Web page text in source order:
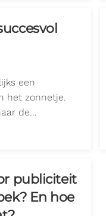
een
het zonnetje.
de…
publiciteit
En hoe